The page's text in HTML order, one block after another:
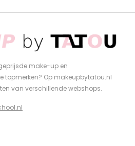
make-up en
topmerken? Op makeupbytatou.nl
van verschillende webshops.